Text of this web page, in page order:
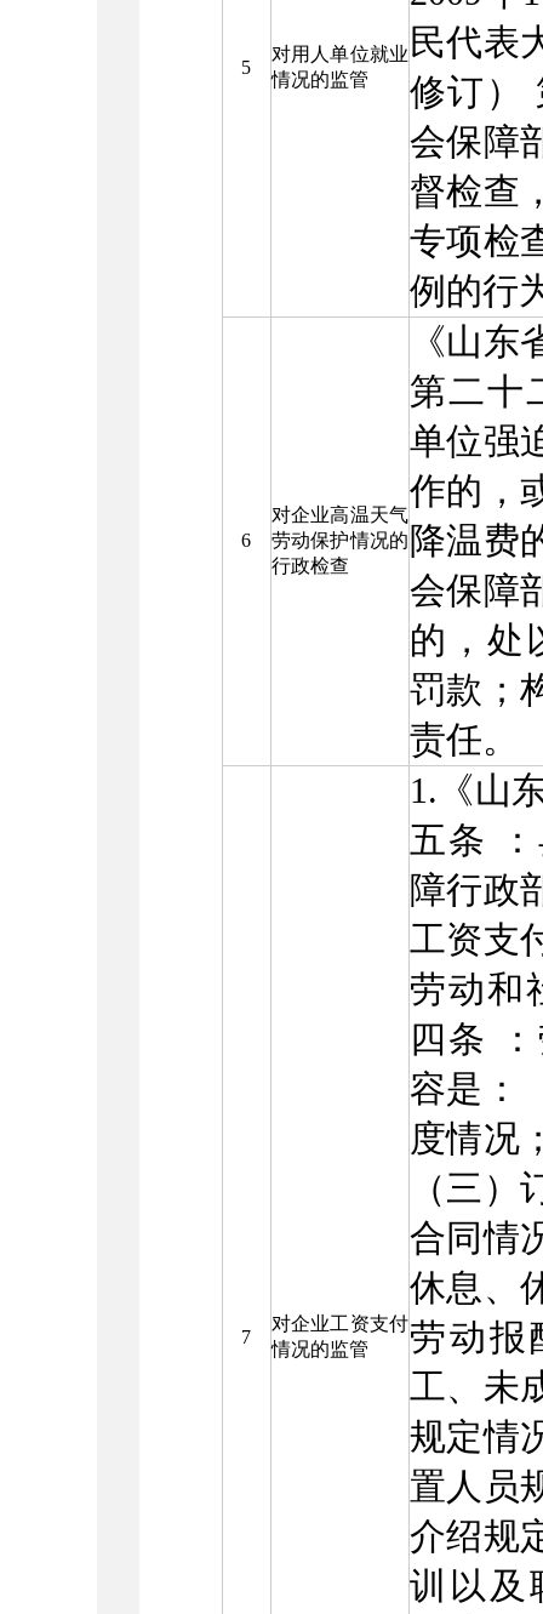
5
对用人单位就业
情况的监管
民代表
修订）
会保障
督检查
专项检
例的行
6
对企业高温天气
劳动保护情况的
行政检查
《山
第二十
单位强
作的，
降温费
会保障
的，处
罚款；
责任。
7
对企业工资支付
情况的监管
1.《山
五条
障行政
工资支
劳动和
四条
容是：
度情况
（三
合同情
休息、
劳动报
工、未
规定情
置人员
介绍规
训以及